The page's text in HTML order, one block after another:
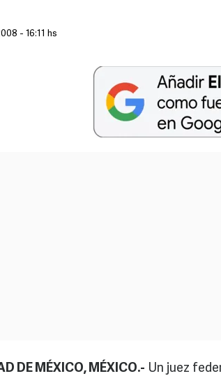
- 16:11 hs
DE MÉXICO, MÉXICO.- Un juez